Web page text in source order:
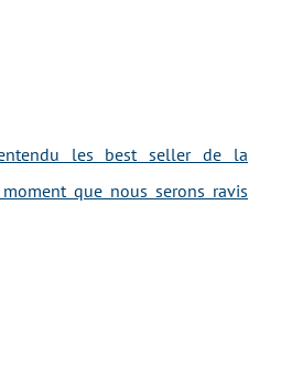
les best seller de la
que nous serons ravis